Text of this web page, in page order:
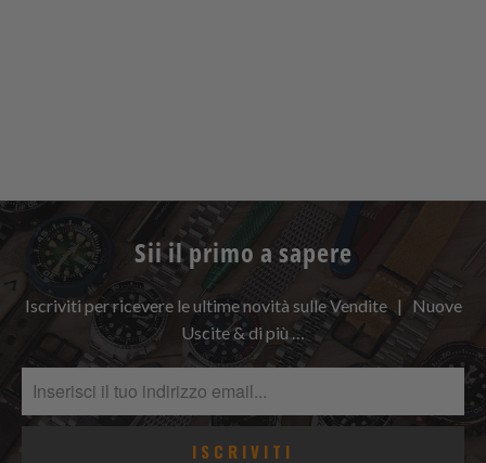
Sii il primo a sapere
Iscriviti per ricevere le ultime novità sulle Vendite | Nuove
Uscite & di più …